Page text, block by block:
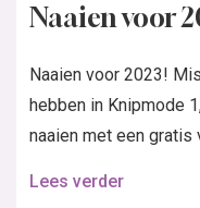
Naaien voor
Naaien voor 2023!
hebben in Knipmode
naaien met een gratis
Lees verder